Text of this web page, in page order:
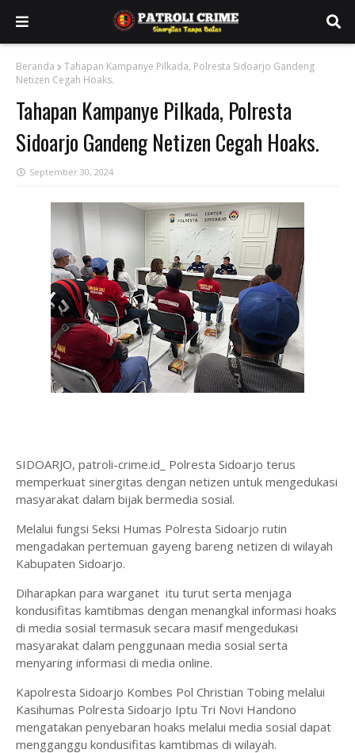
Beranda
Tahapan Kampanye Pilkada, Polresta Sidoarjo Gandeng
Netizen Cegah Hoaks.
Tahapan Kampanye Pilkada, Polresta
Sidoarjo Gandeng Netizen Cegah Hoaks.
September 30, 2024
SIDOARJO, patroli-crime.id_ Polresta Sidoarjo terus
memperkuat sinergitas dengan netizen untuk mengedukasi
masyarakat dalam bijak bermedia sosial.
Melalui fungsi Seksi Humas Polresta Sidoarjo rutin
mengadakan pertemuan gayeng bareng netizen di wilayah
Kabupaten Sidoarjo.
Diharapkan para warganet itu turut serta menjaga
kondusifitas kamtibmas dengan menangkal informasi hoaks
di media sosial termasuk secara masif mengedukasi
masyarakat dalam penggunaan media sosial serta
menyaring informasi di media online.
Kapolresta Sidoarjo Kombes Pol Christian Tobing melalui
Kasihumas Polresta Sidoarjo Iptu Tri Novi Handono
mengatakan penyebaran hoaks melalui media sosial dapat
mengganggu kondusifitas kamtibmas di wilayah.